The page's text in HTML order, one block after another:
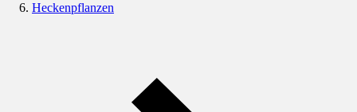
Heckenpflanzen